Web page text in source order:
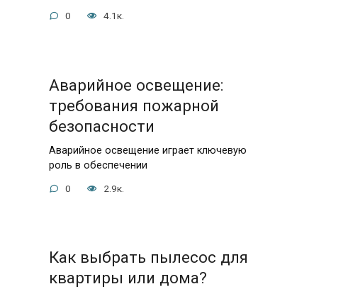
0 4.1к.
Аварийное освещение:
требования пожарной
безопасности
Аварийное освещение играет ключевую
роль в обеспечении
0 2.9к.
Как выбрать пылесос для
квартиры или дома?